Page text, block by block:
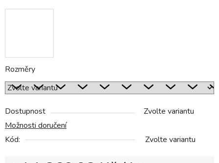
Rozměry
Dostupnost
Zvolte variantu
Možnosti doručení
Kód:
Zvolte variantu